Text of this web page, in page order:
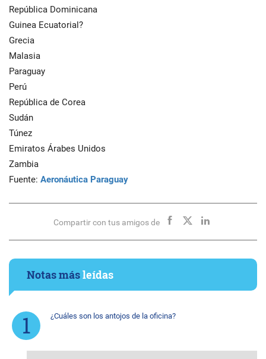
República Dominicana
Guinea Ecuatorial?
Grecia
Malasia
Paraguay
Perú
República de Corea
Sudán
Túnez
Emiratos Árabes Unidos
Zambia
Fuente: Aeronáutica Paraguay
Compartir con tus amigos de
Notas másleídas
¿Cuáles son los antojos de la oficina?